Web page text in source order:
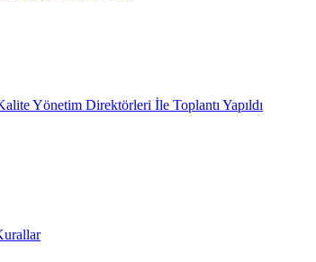
Yönetim Direktörleri İle Toplantı Yapıldı